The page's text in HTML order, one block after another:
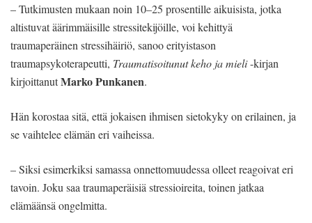
– Tutkimusten mukaan noin 10–25 prosentille aikuisista, jotka
altistuvat äärimmäisille stressitekijöille, voi kehittyä
traumaperäinen stressihäiriö, sanoo erityistason
traumapsykoterapeutti, Traumatisoitunut keho ja mieli-kirjan
kirjoittanutMarko Punkanen.
Hän korostaa sitä, että jokaisen ihmisen sietokyky on erilainen, ja
se vaihtelee elämän eri vaiheissa.
– Siksi esimerkiksi samassa onnettomuudessa olleet reagoivat eri
tavoin. Joku saa traumaperäisiä stressioireita, toinen jatkaa
elämäänsä ongelmitta.